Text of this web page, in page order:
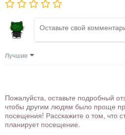
Лучшие
Пожалуйста, оставьте подробный
чтобы другим людям было проще
посещения! Расскажите о том, что
планирует посещение.